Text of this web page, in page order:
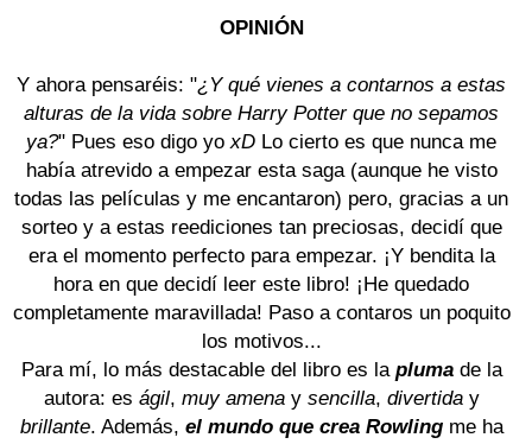
OPINIÓN
Y ahora pensaréis: "¿Y qué vienes a contarnos a estas
alturas de la vida sobre Harry Potter que no sepamos
ya?" Pues eso digo yoxD Lo cierto es que nunca me
había atrevido a empezar esta saga (aunque he visto
todas las películas y me encantaron) pero, gracias a un
sorteo y a estas reediciones tan preciosas, decidí que
era el momento perfecto para empezar. ¡Y bendita la
hora en que decidí leer este libro! ¡He quedado
completamente maravillada! Paso a contaros un poquito
los motivos...
Para mí, lo más destacable del libro es la plumade la
autora: es ágil, muy amenay sencilla, divertiday
brillante. Además, el mundo que crea Rowlingme ha